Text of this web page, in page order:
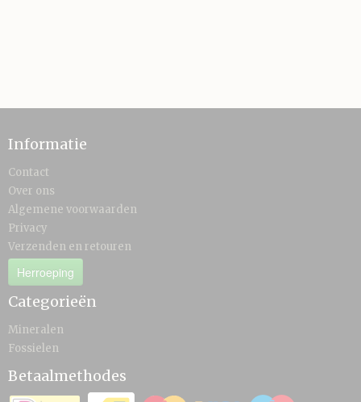
Informatie
Contact
Over ons
Algemene voorwaarden
Privacy
Verzenden en retouren
Herroeping
Categorieën
Mineralen
Fossielen
Betaalmethodes